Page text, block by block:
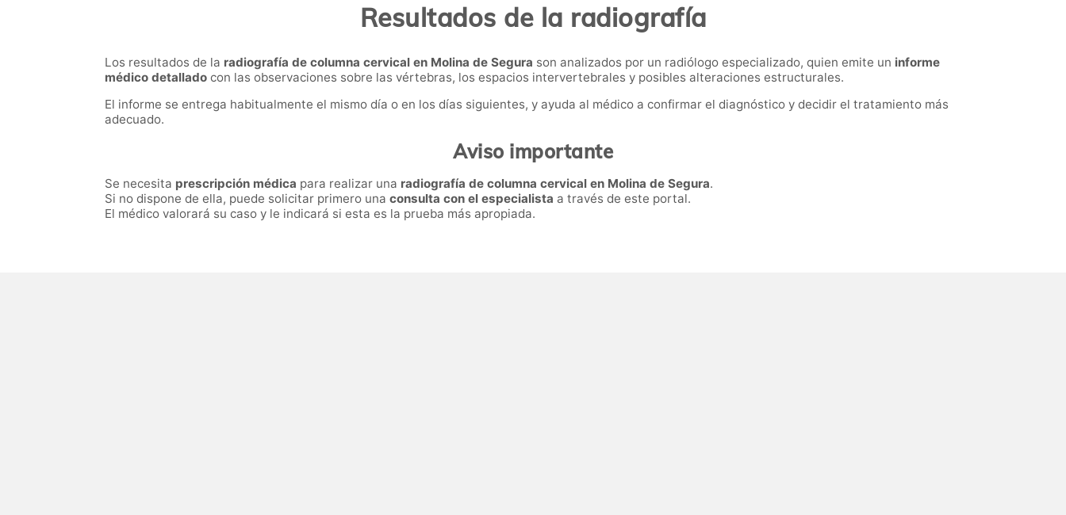
Resultados de la radiografía
Los resultados de la radiografía de columna cervical en Molina de Segura son analizados por un radiólogo especializado, quien emite un informe
médico detallado con las observaciones sobre las vértebras, los espacios intervertebrales y posibles alteraciones estructurales.
El informe se entrega habitualmente el mismo día o en los días siguientes, y ayuda al médico a confirmar el diagnóstico y decidir el tratamiento más
adecuado.
Aviso importante
Se necesita prescripción médica para realizar una radiografía de columna cervical en Molina de Segura.
Si no dispone de ella, puede solicitar primero una consulta con el especialista a través de este portal.
El médico valorará su caso y le indicará si esta es la prueba más apropiada.